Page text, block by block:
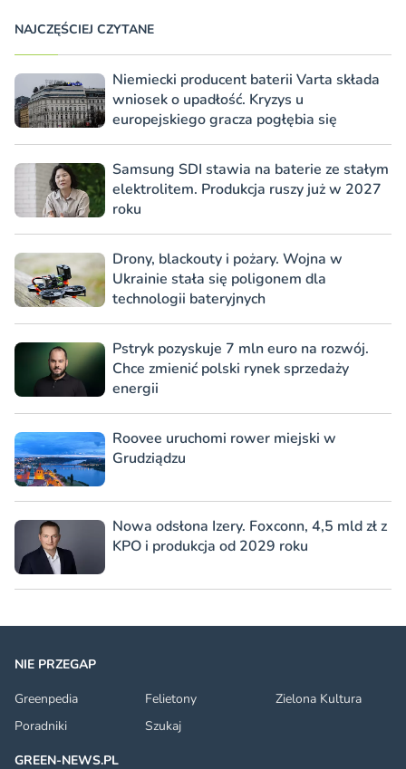
NAJCZĘŚCIEJ CZYTANE
Niemiecki producent baterii Varta składa
wniosek o upadłość. Kryzys u
europejskiego gracza pogłębia się
Samsung SDI stawia na baterie ze stałym
elektrolitem. Produkcja ruszy już w 2027
roku
Drony, blackouty i pożary. Wojna w
Ukrainie stała się poligonem dla
technologii bateryjnych
Pstryk pozyskuje 7 mln euro na rozwój.
Chce zmienić polski rynek sprzedaży
energii
Roovee uruchomi rower miejski w
Grudziądzu
Nowa odsłona Izery. Foxconn, 4,5 mld zł z
KPO i produkcja od 2029 roku
NIE PRZEGAP
Greenpedia
Felietony
Zielona Kultura
Poradniki
Szukaj
GREEN-NEWS.PL